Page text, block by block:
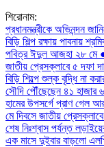
শিরোনাম:
প্রধানমন্ত্রীকে অভিনন্দন
বিড়ি শিল্প রক্ষায় পাবনায়
পবিত্র ঈদুল আজহা ২৮ মে
জাতীয় প্রেসক্লাবে ৫ দফা
বিড়ি শিল্পে শুল্ক বৃদ্ধি না
সৌদি পৌঁছেছেন ৪১ হাজার
হামের উপসর্গে প্রাণ গেল
মে দিবসে জাতীয়
শেষ নিঃশ্বাস পর্যন্ত
এক মাসে দুইবার বাড়লো